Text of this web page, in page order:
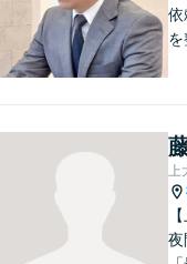
依
を
親
で
し
夜